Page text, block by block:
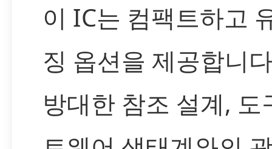
이 IC는 컴팩트하고
징 옵션을 제공합니
방대한 참조 설계, 도